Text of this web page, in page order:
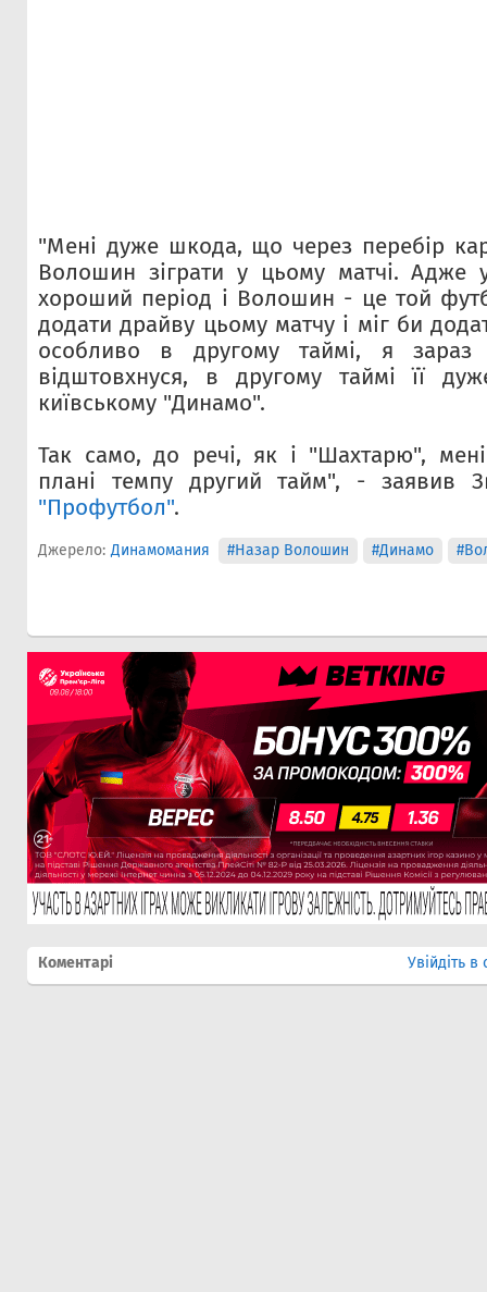
"Мені дуже шкода, що через перебір
Волошин зіграти у цьому матчі. Адже
хороший період і Волошин - це той
додати драйву цьому матчу і міг би
особливо в другому таймі, я
відштовхнуся, в другому таймі її
київському "Динамо".
Так само, до речі, як і "Шахтарю",
плані темпу другий тайм", - заявив
"Профутбол".
Джерело: Динамомания #Назар Волошин #Динамо
Коментарі Увійдіть в